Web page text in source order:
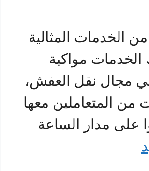
الخدمات المثالية
مواكبة
مجال نقل العفش،
من المتعاملين معها
على مدار الساعة